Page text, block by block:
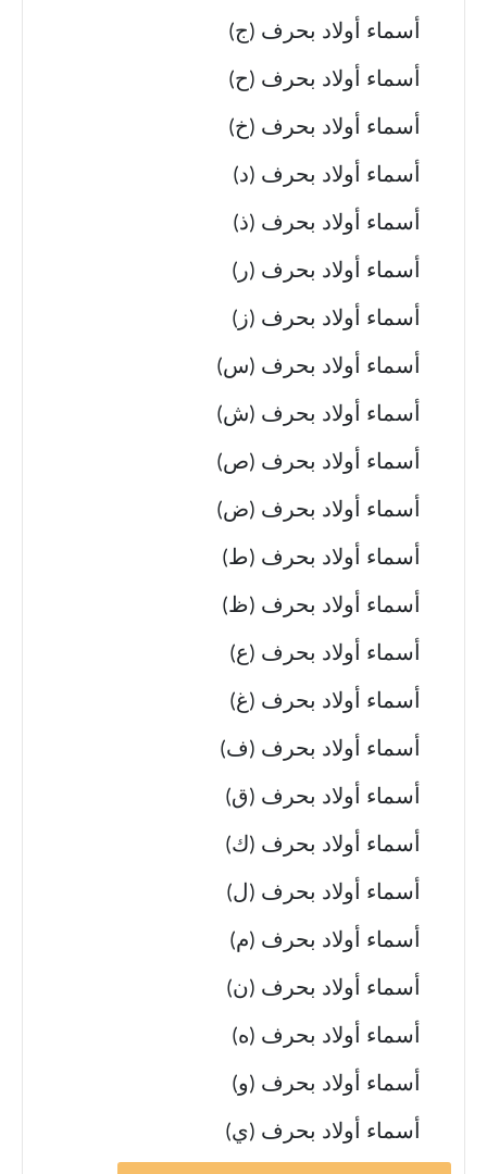
أسماء أولاد بحرف (ج)
أسماء أولاد بحرف (ح)
أسماء أولاد بحرف (خ)
أسماء أولاد بحرف (د)
أسماء أولاد بحرف (ذ)
أسماء أولاد بحرف (ر)
أسماء أولاد بحرف (ز)
أسماء أولاد بحرف (س)
أسماء أولاد بحرف (ش)
أسماء أولاد بحرف (ص)
أسماء أولاد بحرف (ض)
أسماء أولاد بحرف (ط)
أسماء أولاد بحرف (ظ)
أسماء أولاد بحرف (ع)
أسماء أولاد بحرف (غ)
أسماء أولاد بحرف (ف)
أسماء أولاد بحرف (ق)
أسماء أولاد بحرف (ك)
أسماء أولاد بحرف (ل)
أسماء أولاد بحرف (م)
أسماء أولاد بحرف (ن)
أسماء أولاد بحرف (ه)
أسماء أولاد بحرف (و)
أسماء أولاد بحرف (ي)